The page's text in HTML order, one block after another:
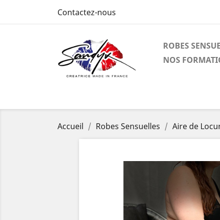
Contactez-nous
ROBES
NOS
Accueil Robes Sensuelles Aire de